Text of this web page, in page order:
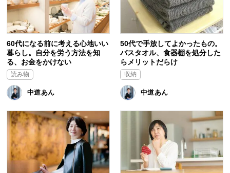
60代になる前に考える心地いい
暮らし。自分を労う方法を知
る、お金をかけない
読み物
中道あん
50代で手放してよかったもの。
バスタオル、食器棚を処分した
らメリットだらけ
収納
中道あん